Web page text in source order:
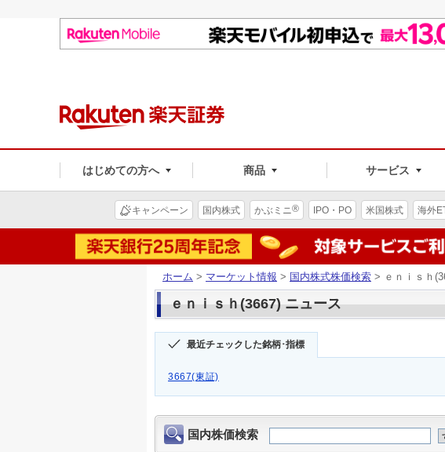
はじめての方へ 商品 サービス
キャンペーン 国内株式 かぶミニ® IPO・PO 米国株式 海外
ホーム > マーケット情報 > 国内株式株価検索 > ｅｎｉｓｈ
ｅｎｉｓｈ(3667) ニュース
最近チェックした銘柄･指標
3667(東証)